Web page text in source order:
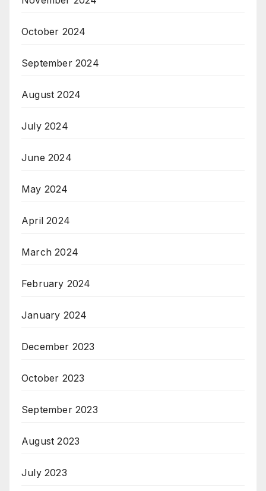
October 2024
September 2024
August 2024
July 2024
June 2024
May 2024
April 2024
March 2024
February 2024
January 2024
December 2023
October 2023
September 2023
August 2023
July 2023